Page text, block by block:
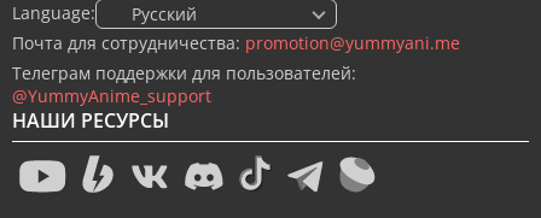
НАШИ РЕСУРСЫ
Language:
🇷🇺 Русский
Почта для сотрудничества: promotion@yummyani.me
Телеграм поддержки для пользователей:
@YummyAnime_support